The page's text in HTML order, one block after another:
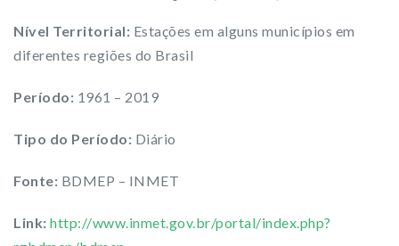
Nível Territorial: Estações em alguns municípios em
diferentes regiões do Brasil
Período: 1961 – 2019
Tipo do Período: Diário
Fonte: BDMEP – INMET
Link: http://www.inmet.gov.br/portal/index.php?